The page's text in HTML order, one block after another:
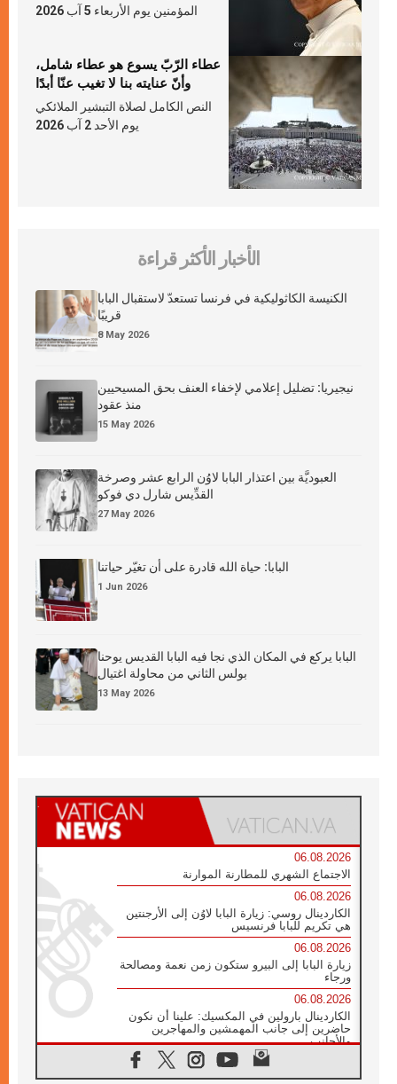
المؤمنين يوم الأربعاء 5 آب 2026
عطاء الرّبّ يسوع هو عطاء شامل،
وأنّ عنايته بنا لا تغيب عنّا أبدًا
النص الكامل لصلاة التبشير الملائكي
يوم الأحد 2 آب 2026
الأخبار الأكثر قراءة
الكنيسة الكاثوليكية في فرنسا تستعدّ لاستقبال البابا
قريبًا
8 May 2026
نيجيريا: تضليل إعلامي لإخفاء العنف بحق المسيحيين
منذ عقود
15 May 2026
العبوديَّة بين اعتذار البابا لاوُن الرابع عشر وصرخة
القدِّيس شارل دي فوكو
27 May 2026
البابا: حياة الله قادرة على أن تغيّر حياتنا
1 Jun 2026
البابا يركع في المكان الذي نجا فيه البابا القديس يوحنا
بولس الثاني من محاولة اغتيال
13 May 2026
06.08.2026
الاجتماع الشهري للمطارنة الموارنة
06.08.2026
الكاردينال روسي: زيارة البابا لاوُن إلى الأرجنتين
هي تكريم للبابا فرنسيس
06.08.2026
زيارة البابا إلى البيرو ستكون زمن نعمة ومصالحة
ورجاء
06.08.2026
الكاردينال بارولين في المكسيك: علينا أن نكون
حاضرين إلى جانب المهمشين والمهاجرين
والأجانب
البابا لاوُن الرابع عشر للشباب في أسيزي: